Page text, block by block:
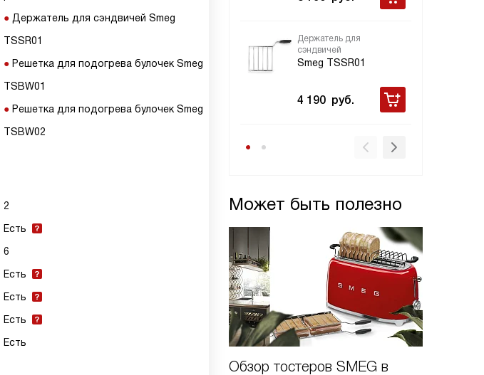
Держатель для
сэндвичей
Smeg TSSR01
4 190 руб.
Может быть полезно
Обзор тостеров SMEG в
Держатель для сэндвичей Smeg
TSSR01
Решетка для подогрева булочек Smeg
TSBW01
Решетка для подогрева булочек Smeg
TSBW02
2
Есть
6
Есть
Есть
Есть
Есть